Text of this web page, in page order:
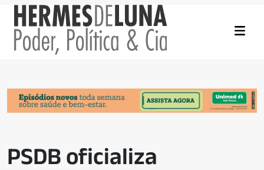
PSDB oficializa